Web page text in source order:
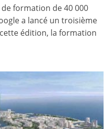
formation de 40 000
a lancé un troisième
édition, la formation